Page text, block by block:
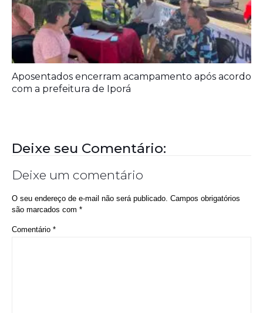
Aposentados encerram acampamento após acordo
com a prefeitura de Iporá
Deixe seu Comentário:
Deixe um comentário
O seu endereço de e-mail não será publicado. Campos obrigatórios
são marcados com *
Comentário *